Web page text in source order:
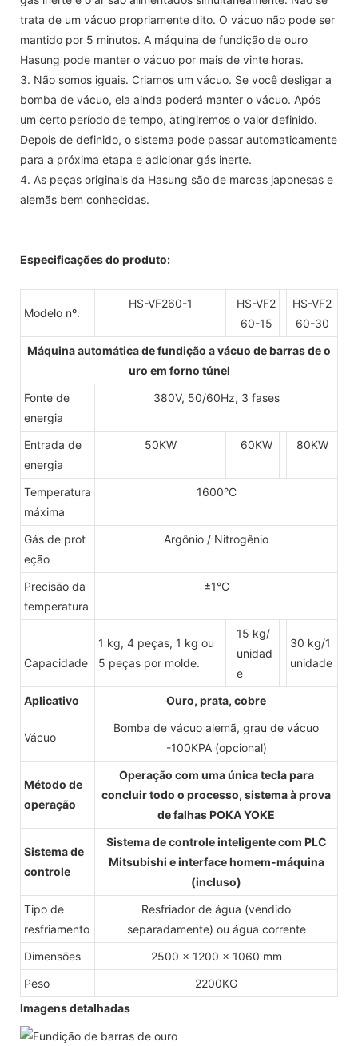
trata de um vácuo propriamente dito. O vácuo não pode ser
mantido por 5 minutos. A máquina de fundição de ouro
Hasung pode manter o vácuo por mais de vinte horas.
3. Não somos iguais. Criamos um vácuo. Se você desligar a
bomba de vácuo, ela ainda poderá manter o vácuo. Após
um certo período de tempo, atingiremos o valor definido.
Depois de definido, o sistema pode passar automaticamente
para a próxima etapa e adicionar gás inerte.
4. As peças originais da Hasung são de marcas japonesas e
alemãs bem conhecidas.
Especificações do produto:
Modelo nº.
HS-VF260-1
HS-VF2
60-15
HS-VF2
60-30
Máquina automática de fundição a vácuo de barras de o
uro em forno túnel
Fonte de
energia
380V, 50/60Hz, 3 fases
Entrada de
energia
50KW 60KW 80KW
Temperatura
máxima
1600°C
Gás de prot
eção
Argônio / Nitrogênio
Precisão da
temperatura
±1°C
Capacidade
1 kg, 4 peças, 1 kg ou
5 peças por molde.
15 kg/
unidad
e
30 kg/1
unidade
Aplicativo Ouro, prata, cobre
Vácuo
Bomba de vácuo alemã, grau de vácuo
-100KPA (opcional)
Método de
operação
Operação com uma única tecla para
concluir todo o processo, sistema à prova
de falhas POKA YOKE
Sistema de
controle
Sistema de controle inteligente com PLC
Mitsubishi e interface homem-máquina
(incluso)
Tipo de
resfriamento
Resfriador de água (vendido
separadamente) ou água corrente
Dimensões
2500 x 1200 x 1060 mm
Peso
2200KG
Imagens detalhadas